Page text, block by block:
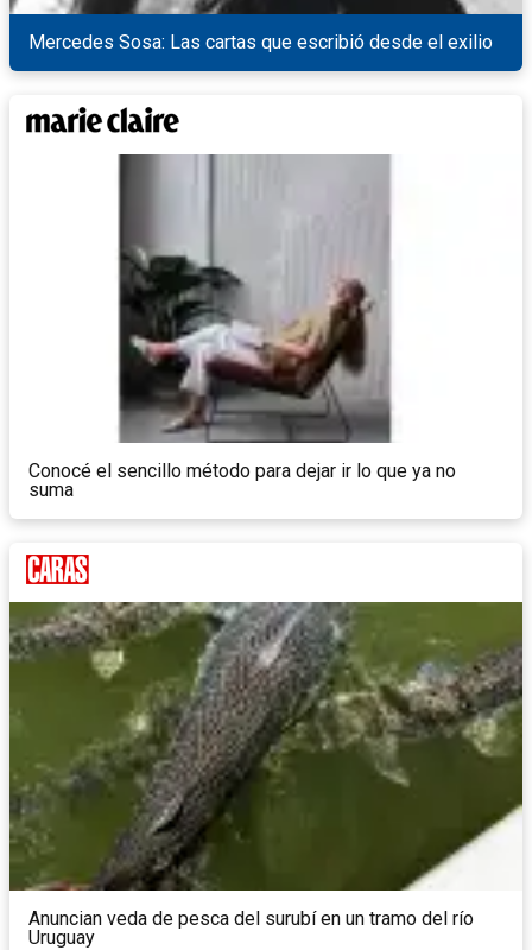
Mercedes Sosa: Las cartas que escribió desde el exilio
Conocé el sencillo método para dejar ir lo que ya no
suma
Anuncian veda de pesca del surubí en un tramo del río
Uruguay